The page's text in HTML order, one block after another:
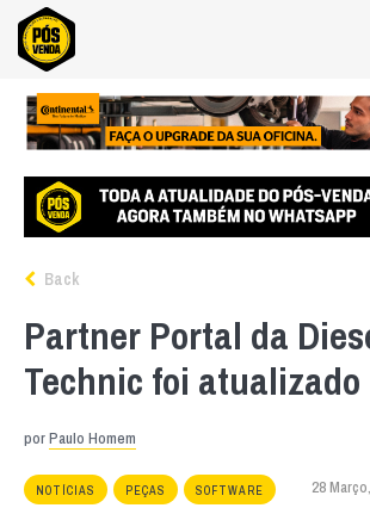
Back
Partner Portal da
Technic foi atualizado
porPaulo Homem
NOTÍCIAS PEÇAS SOFTWARE 28